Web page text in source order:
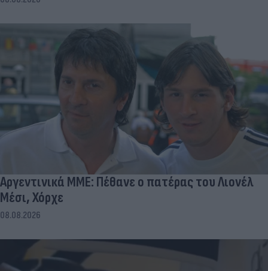
Αργεντινικά ΜΜΕ: Πέθανε ο πατέρας του Λιονέλ
Μέσι, Χόρχε
08.08.2026